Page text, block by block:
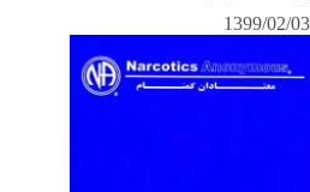
1399/02/03